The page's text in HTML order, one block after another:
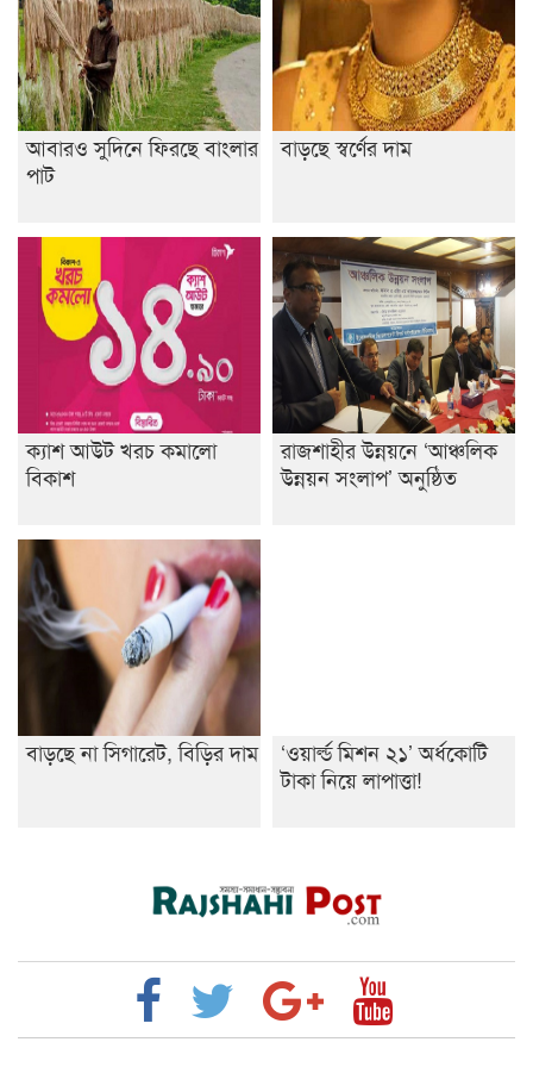
শেষ সময়ে ভোট কারচুরি অভিযোগ আবিদের
আবারও সুদিনে ফিরছে বাংলার
পাট
বাড়ছে স্বর্ণের দাম
ক্যাশ আউট খরচ কমালো
বিকাশ
রাজশাহীর উন্নয়নে ‘আঞ্চলিক
উন্নয়ন সংলাপ’ অনুষ্ঠিত
বাড়ছে না সিগারেট, বিড়ির দাম
‘ওয়ার্ল্ড মিশন ২১’ অর্ধকোটি
টাকা নিয়ে লাপাত্তা!